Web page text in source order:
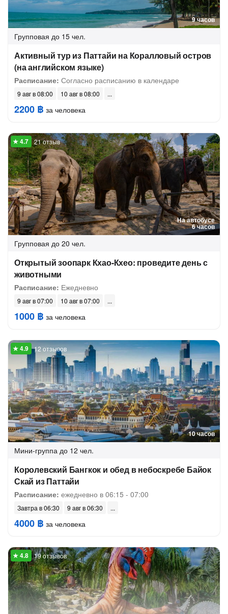
9 часов
Групповая до 15 чел.
Активный тур из Паттайи на Коралловый остров
(на английском языке)
Расписание: Согласно расписанию в календаре
9 авг в 08:00 10 авг в 08:00
2200 ฿ за человека
На автобусе
6 часов
21 отзыв
Групповая до 20 чел.
Открытый зоопарк Кхао-Кхео: проведите день с
животными
Расписание: Ежедневно
9 авг в 07:00 10 авг в 07:00
1000 ฿ за человека
10 часов
12 отзывов
Мини-группа до 12 чел.
Королевский Бангкок и обед в небоскребе Байок
Скай из Паттайи
Расписание: ежедневно в 06:15 - 07:00
Завтра в 06:30 9 авг в 06:30
4000 ฿ за человека
19 отзывов